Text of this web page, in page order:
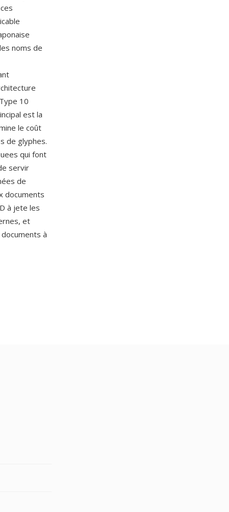
noms de
10
est la
le coût
de glyphes.
qui font
servir
de
documents
à jete les
et
à